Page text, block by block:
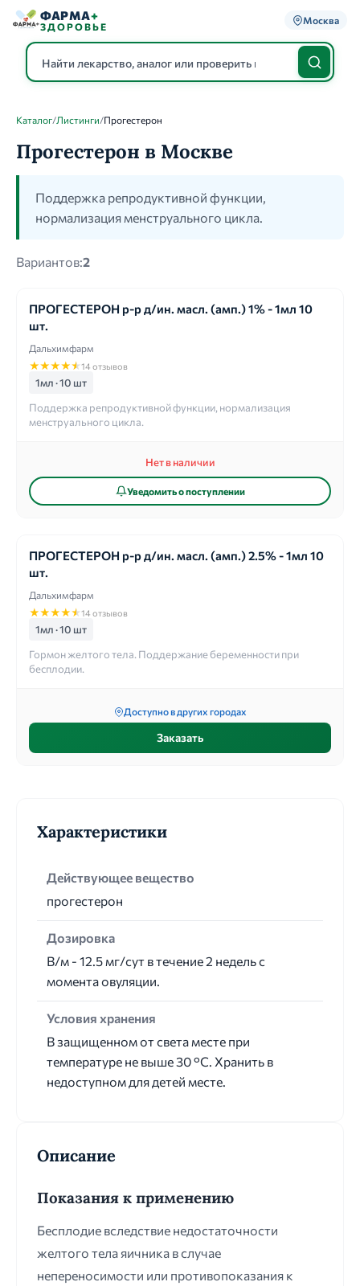
ФАРМА+
ЗДОРОВЬЕ
Москва
Каталог
Каталог/Листинги/Прогестерон
Прогестерон в Москве
Поддержка репродуктивной функции,
нормализация менструального цикла.
Вариантов:2
ПРОГЕСТЕРОН р-р д/ин. масл. (амп.) 1% - 1мл 10
шт.
Дальхимфарм
★★★★★14 отзывов
1мл · 10 шт
Поддержка репродуктивной функции, нормализация
менструального цикла.
Нет в наличии
Уведомить о поступлении
ПРОГЕСТЕРОН р-р д/ин. масл. (амп.) 2.5% - 1мл 10
шт.
Дальхимфарм
★★★★★14 отзывов
1мл · 10 шт
Гормон желтого тела. Поддержание беременности при
бесплодии.
Доступно в других городах
Заказать
Характеристики
Действующее вещество
прогестерон
Дозировка
В/м - 12.5 мг/сут в течение 2 недель с
момента овуляции.
Условия хранения
В защищенном от света месте при
температуре не выше 30 °С. Хранить в
недоступном для детей месте.
Описание
Показания к применению
Бесплодие вследствие недостаточности
желтого тела яичника в случае
непереносимости или противопоказания к